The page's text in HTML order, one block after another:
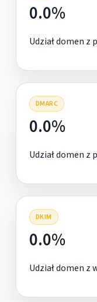
0.0%
Udział domen z
DMARC
0.0%
Udział domen z
DKIM
0.0%
Udział domen z